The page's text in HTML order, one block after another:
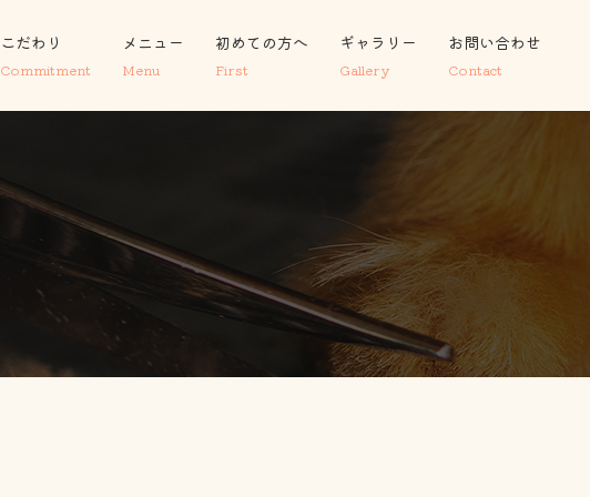
こだわり
Commitment
メニュー
Menu
初めての方へ
First
ギャラリー
Gallery
お問い合わせ
Contact